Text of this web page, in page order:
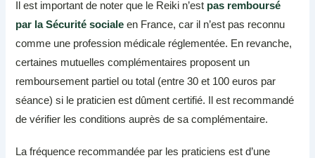
Il est important de noter que le Reiki n’est pas remboursé
par la Sécurité sociale en France, car il n’est pas reconnu
comme une profession médicale réglementée. En revanche,
certaines mutuelles complémentaires proposent un
remboursement partiel ou total (entre 30 et 100 euros par
séance) si le praticien est dûment certifié. Il est recommandé
de vérifier les conditions auprès de sa complémentaire.
La fréquence recommandée par les praticiens est d’une